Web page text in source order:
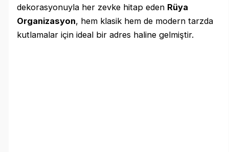
dekorasyonuyla her zevke hitap eden Rüya
Organizasyon, hem klasik hem de modern tarzda
kutlamalar için ideal bir adres haline gelmiştir.